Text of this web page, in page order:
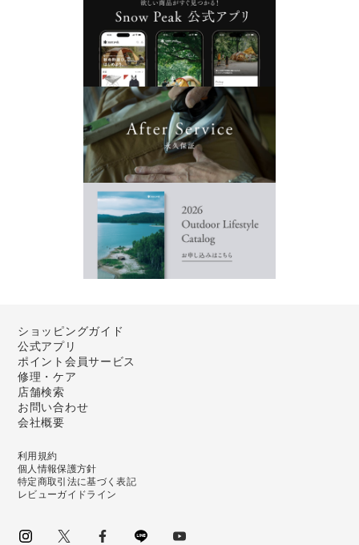
ショッピングガイド
公式アプリ
ポイント会員サービス
修理・ケア
店舗検索
お問い合わせ
会社概要
利用規約
個人情報保護方針
特定商取引法に基づく表記
レビューガイドライン